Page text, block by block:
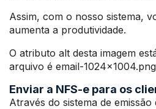
Assim, com o nosso sistema,
aumenta a produtividade.
O atributo alt desta imagem
arquivo é email-1024×1004.png
Enviar a NFS-e para os
Através do sistema de